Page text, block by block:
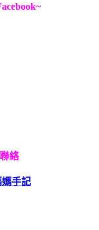
絡
手記